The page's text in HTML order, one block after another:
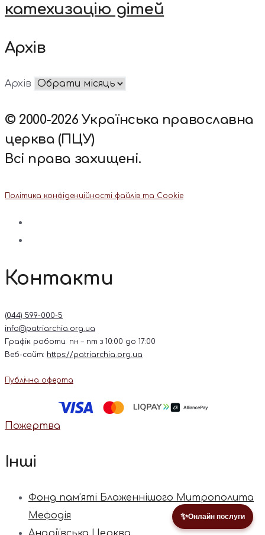
✨Онлайн послуги
катехизацію дітей
Архів
Архів
© 2000-2026 Українська православна
церква (ПЦУ)
Всі права захищені.
Політика конфіденційності файлів та Cookie
Контакти
(044) 599-000-5
info@patriarchia.org.ua
Графік роботи: пн – пт з 10:00 до 17:00
Веб-сайт: https://patriarchia.org.ua
Публічна оферта
Пожертва
Інші
Фонд пам’яті Блаженнішого Митрополита
Мефодія